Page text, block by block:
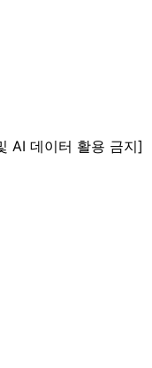
AI 데이터 활용 금지]